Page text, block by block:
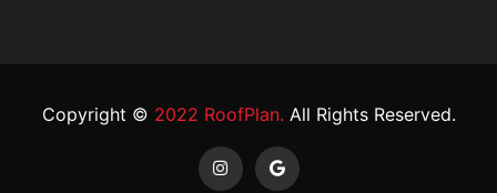
Copyright © 2022 RoofPlan. All Rights Reserved.